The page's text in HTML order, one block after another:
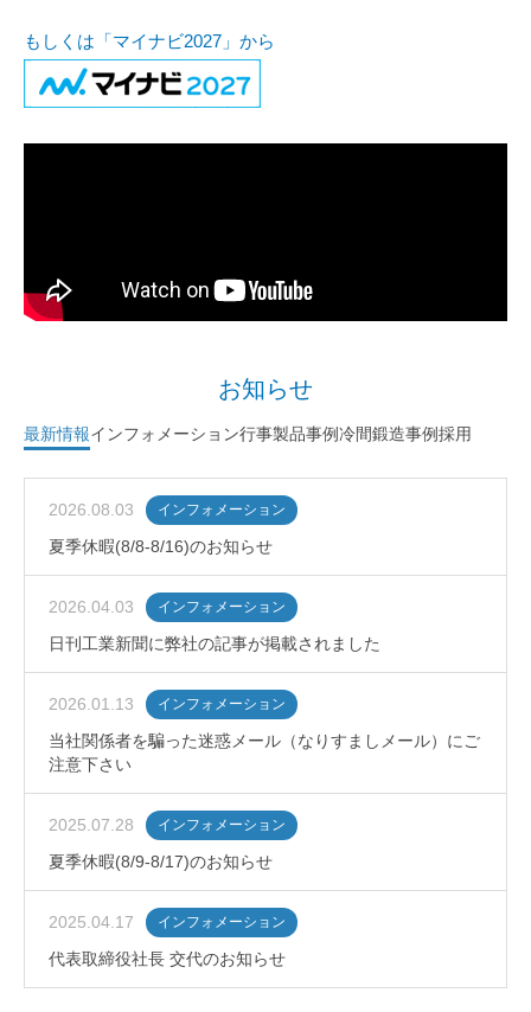
もしくは「マイナビ2027」から
お知らせ
最新情報インフォメーション行事製品事例冷間鍛造事例採用
2026.08.03 インフォメーション
夏季休暇(8/8-8/16)のお知らせ
2026.04.03 インフォメーション
日刊工業新聞に弊社の記事が掲載されました
2026.01.13 インフォメーション
当社関係者を騙った迷惑メール（なりすましメール）にご
注意下さい
2025.07.28 インフォメーション
夏季休暇(8/9-8/17)のお知らせ
2025.04.17 インフォメーション
代表取締役社長 交代のお知らせ